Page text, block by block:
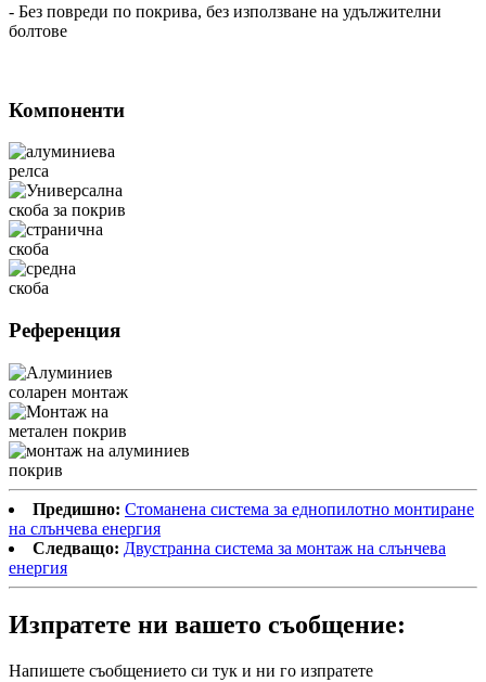
- Без повреди по покрива, без използване на удължителни
болтове
Компоненти
Референция
Предишно: Стоманена система за еднопилотно монтиране
на слънчева енергия
Следващо: Двустранна система за монтаж на слънчева
енергия
Изпратете ни вашето съобщение:
Напишете съобщението си тук и ни го изпратете